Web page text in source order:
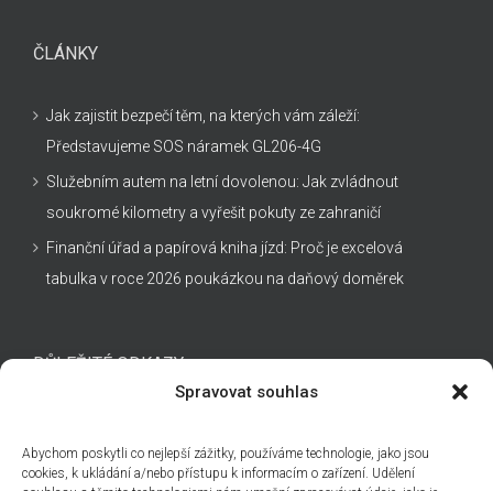
Spravovat souhlas
Abychom poskytli co nejlepší zážitky, používáme technologie, jako jsou
cookies, k ukládání a/nebo přístupu k informacím o zařízení. Udělení
ČLÁNKY
Jak zajistit bezpečí těm, na kterých vám záleží:
Představujeme SOS náramek GL206-4G
Služebním autem na letní dovolenou: Jak zvládnout
soukromé kilometry a vyřešit pokuty ze zahraničí
Finanční úřad a papírová kniha jízd: Proč je excelová
tabulka v roce 2026 poukázkou na daňový doměrek
DŮLEŽITÉ ODKAZY
Technická podpora